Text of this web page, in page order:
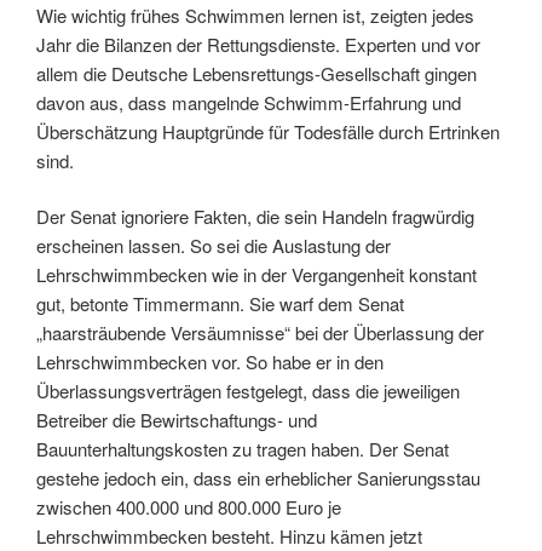
Wie wichtig frühes Schwimmen lernen ist, zeigten jedes
Jahr die Bilanzen der Rettungsdienste. Experten und vor
allem die Deutsche Lebensrettungs-Gesellschaft gingen
davon aus, dass mangelnde Schwimm-Erfahrung und
Überschätzung Hauptgründe für Todesfälle durch Ertrinken
sind.
Der Senat ignoriere Fakten, die sein Handeln fragwürdig
erscheinen lassen. So sei die Auslastung der
Lehrschwimmbecken wie in der Vergangenheit konstant
gut, betonte Timmermann. Sie warf dem Senat
„haarsträubende Versäumnisse“ bei der Überlassung der
Lehrschwimmbecken vor. So habe er in den
Überlassungsverträgen festgelegt, dass die jeweiligen
Betreiber die Bewirtschaftungs- und
Bauunterhaltungskosten zu tragen haben. Der Senat
gestehe jedoch ein, dass ein erheblicher Sanierungsstau
zwischen 400.000 und 800.000 Euro je
Lehrschwimmbecken besteht. Hinzu kämen jetzt